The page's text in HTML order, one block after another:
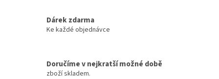
Dárek zdarma
Ke každé objednávce
Doručíme v nejkratší možné době
zboží skladem.